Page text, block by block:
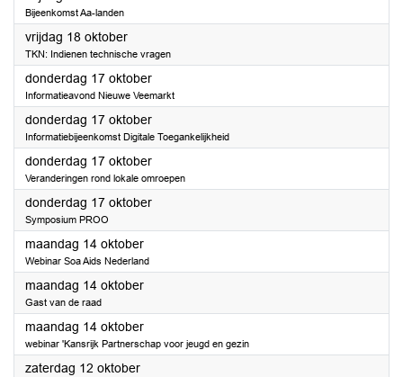
Bijeenkomst Aa-landen
vrijdag 18 oktober2024
TKN: Indienen technische vragen
donderdag 17 oktober2024
Informatieavond Nieuwe Veemarkt
donderdag 17 oktober2024
Informatiebijeenkomst Digitale Toegankelijkheid
donderdag 17 oktober2024
Veranderingen rond lokale omroepen
donderdag 17 oktober2024
Symposium PROO
maandag 14 oktober2024
Webinar Soa Aids Nederland
maandag 14 oktober2024
Gast van de raad
maandag 14 oktober2024
webinar 'Kansrijk Partnerschap voor jeugd en gezin
zaterdag 12 oktober2024